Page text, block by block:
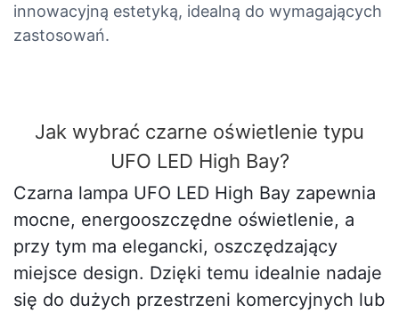
innowacyjną estetyką, idealną do wymagających
zastosowań.
Jak wybrać czarne oświetlenie typu
UFO LED High Bay?
Czarna lampa UFO LED High Bay zapewnia
mocne, energooszczędne oświetlenie, a
przy tym ma elegancki, oszczędzający
miejsce design. Dzięki temu idealnie nadaje
się do dużych przestrzeni komercyjnych lub